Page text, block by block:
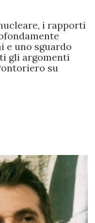
i rapporti
e uno sguardo
gli argomenti
su